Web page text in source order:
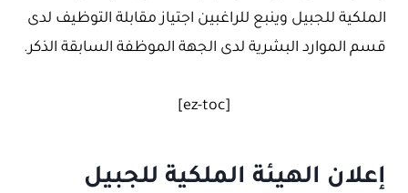
الملكية للجبيل وينبع للراغبين اجتياز مقابلة التوظيف لدى
قسم الموارد البشرية لدى الجهة الموظفة السابقة الذكر.
[ez-toc]
إعلان الهيئة الملكية للجبيل